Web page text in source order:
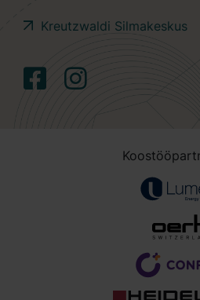
Kreutzwaldi Silmakeskus